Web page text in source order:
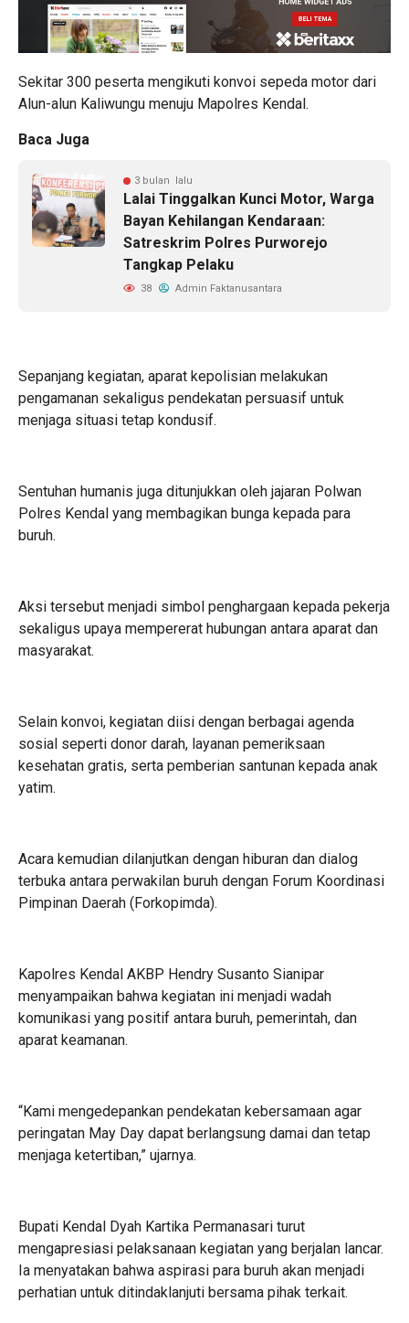
Sekitar 300 peserta mengikuti konvoi sepeda motor dari
Alun-alun Kaliwungu menuju Mapolres Kendal.
Baca Juga
3 bulan lalu
Lalai Tinggalkan Kunci Motor, Warga
Bayan Kehilangan Kendaraan:
Satreskrim Polres Purworejo
Tangkap Pelaku
38 Admin Faktanusantara
Sepanjang kegiatan, aparat kepolisian melakukan
pengamanan sekaligus pendekatan persuasif untuk
menjaga situasi tetap kondusif.
Sentuhan humanis juga ditunjukkan oleh jajaran Polwan
Polres Kendal yang membagikan bunga kepada para
buruh.
Aksi tersebut menjadi simbol penghargaan kepada pekerja
sekaligus upaya mempererat hubungan antara aparat dan
masyarakat.
Selain konvoi, kegiatan diisi dengan berbagai agenda
sosial seperti donor darah, layanan pemeriksaan
kesehatan gratis, serta pemberian santunan kepada anak
yatim.
Acara kemudian dilanjutkan dengan hiburan dan dialog
terbuka antara perwakilan buruh dengan Forum Koordinasi
Pimpinan Daerah (Forkopimda).
Kapolres Kendal AKBP Hendry Susanto Sianipar
menyampaikan bahwa kegiatan ini menjadi wadah
komunikasi yang positif antara buruh, pemerintah, dan
aparat keamanan.
“Kami mengedepankan pendekatan kebersamaan agar
peringatan May Day dapat berlangsung damai dan tetap
menjaga ketertiban,” ujarnya.
Bupati Kendal Dyah Kartika Permanasari turut
mengapresiasi pelaksanaan kegiatan yang berjalan lancar.
Ia menyatakan bahwa aspirasi para buruh akan menjadi
perhatian untuk ditindaklanjuti bersama pihak terkait.